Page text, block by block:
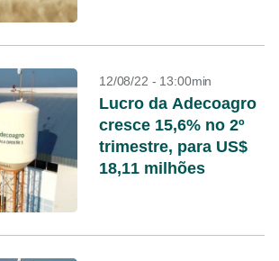
12/08/22 - 13:00min
Lucro da Adecoagro
cresce 15,6% no 2º
trimestre, para US$
18,11 milhões